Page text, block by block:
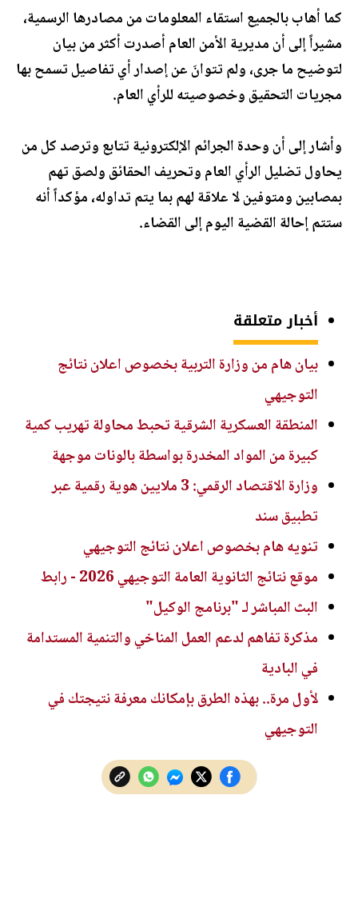
كما أهاب بالجميع استقاء المعلومات من مصادرها الرسمية،
مشيراً إلى أن مديرية الأمن العام أصدرت أكثر من بيان
لتوضيح ما جرى، ولم تتوانَ عن إصدار أي تفاصيل تسمح بها
مجريات التحقيق وخصوصيته للرأي العام.
وأشار إلى أن وحدة الجرائم الإلكترونية تتابع وترصد كل من
يحاول تضليل الرأي العام وتحريف الحقائق ولصق تهم
بمصابين ومتوفين لا علاقة لهم بما يتم تداوله، مؤكداً أنه
ستتم إحالة القضية اليوم إلى القضاء.
أخبار متعلقة
بيان هام من وزارة التربية بخصوص اعلان نتائج
التوجيهي
المنطقة العسكرية الشرقية تحبط محاولة تهريب كمية
كبيرة من المواد المخدرة بواسطة بالونات موجهة
وزارة الاقتصاد الرقمي: 3 ملايين هوية رقمية عبر
تطبيق سند
تنويه هام بخصوص اعلان نتائج التوجيهي
موقع نتائج الثانوية العامة التوجيهي 2026 - رابط
البث المباشر لـ "برنامج الوكيل"
مذكرة تفاهم لدعم العمل المناخي والتنمية المستدامة
في البادية
لأول مرة.. بهذه الطرق بإمكانك معرفة نتيجتك في
التوجيهي